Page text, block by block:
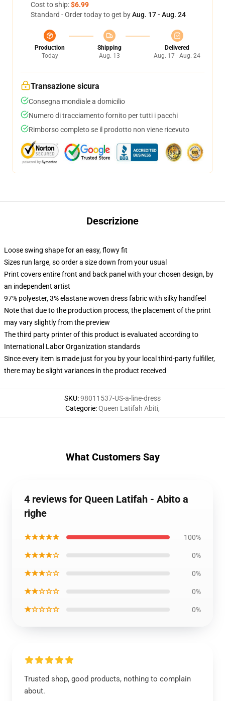
Cost to ship:$6.99
Standard - Order today to get byAug. 17 - Aug. 24
Production
Today
Shipping
Aug. 13
Delivered
Aug. 17 - Aug. 24
Transazione sicura
Consegna mondiale a domicilio
Numero di tracciamento fornito per tutti i pacchi
Rimborso completo se il prodotto non viene ricevuto
Descrizione
Loose swing shape for an easy, flowy fit
Sizes run large, so order a size down from your usual
Print covers entire front and back panel with your chosen design, by
an independent artist
97% polyester, 3% elastane woven dress fabric with silky handfeel
Note that due to the production process, the placement of the print
may vary slightly from the preview
The third party printer of this product is evaluated according to
International Labor Organization standards
Since every item is made just for you by your local third-party fulfiller,
there may be slight variances in the product received
SKU:98011537-US-a-line-dress
Categorie:Queen Latifah Abiti,
What Customers Say
4 reviews for Queen Latifah - Abito a
righe
★★★★★ 100%
★★★★☆ 0%
★★★☆☆ 0%
★★☆☆☆ 0%
★☆☆☆☆ 0%
Trusted shop, good products, nothing to complain
about.